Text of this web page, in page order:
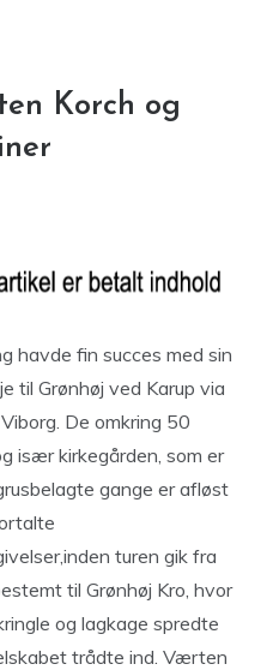
Korch og
havde fin succes med sin
til Grønhøj ved Karup via
De omkring 50
især kirkegården, som er
gange er afløst
turen gik fra
til Grønhøj Kro, hvor
og lagkage spredte
trådte ind. Værten